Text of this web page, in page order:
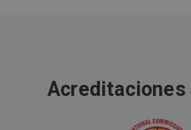
Acreditaciones